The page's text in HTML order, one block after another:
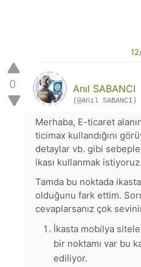
0 Anıl SABANCI
(@Anıl SABANCI)
Merhaba, E-ticaret
ticimax kullandığını
detaylar vb. gibi
ikası kullanmak istiyoruz.
Tamda bu noktada
olduğunu fark ettim.
cevaplarsanız çok
İkasta mobilya
bir noktamı var bu
ediliyor.